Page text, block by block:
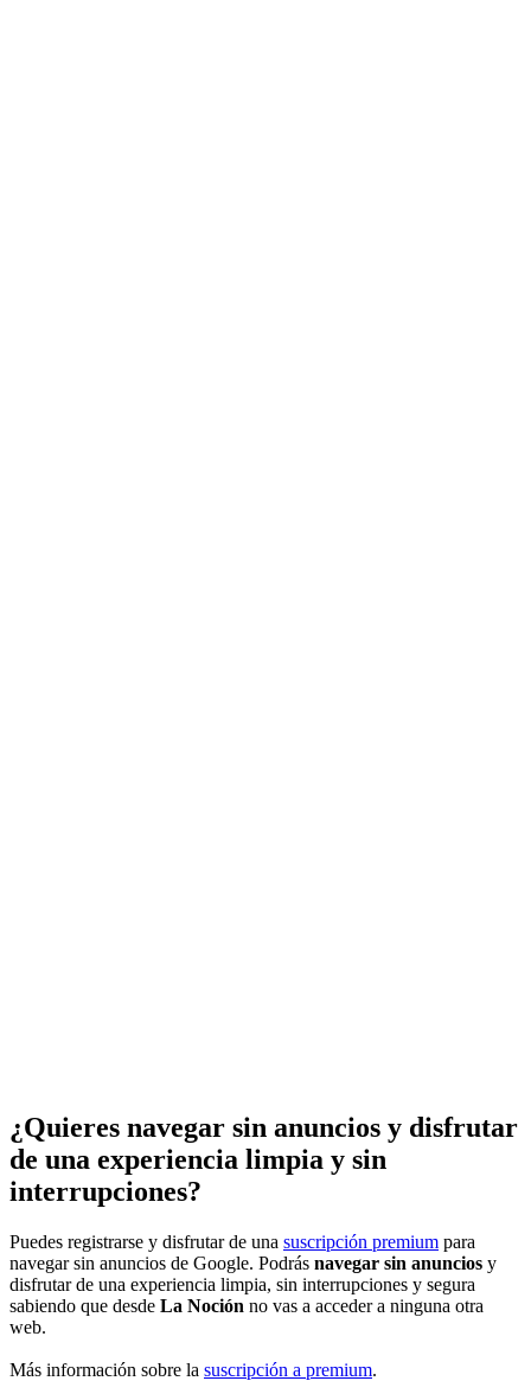
¿Quieres navegar sin anuncios y disfrutar
de una experiencia limpia y sin
interrupciones?
Puedes registrarse y disfrutar de una suscripción premium para
navegar sin anuncios de Google. Podrás navegar sin anuncios y
disfrutar de una experiencia limpia, sin interrupciones y segura
sabiendo que desde La Noción no vas a acceder a ninguna otra
web.
Más información sobre la suscripción a premium.